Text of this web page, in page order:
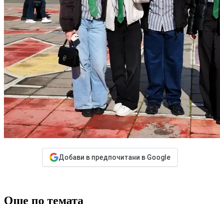
Добави в предпочитани в Google
Още по темата